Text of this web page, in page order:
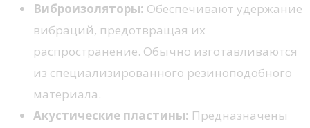
Виброизоляторы: Обеспечивают удержание
вибраций, предотвращая их
распространение. Обычно изготавливаются
из специализированного резиноподобного
материала.
Акустические пластины: Предназначены